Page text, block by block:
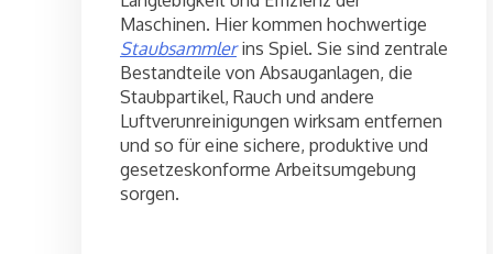
Maschinen. Hier kommen hochwertige
Staubsammlerins Spiel. Sie sind zentrale
Bestandteile von Absauganlagen, die
Staubpartikel, Rauch und andere
Luftverunreinigungen wirksam entfernen
und so für eine sichere, produktive und
gesetzeskonforme Arbeitsumgebung
sorgen.